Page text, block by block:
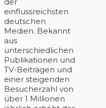
einflussreichsten
deutschen
Medien. Bekannt
aus
unterschiedlichen
Publikationen und
TV-Beiträgen und
einer steigenden
Besucherzahl von
über 1 Millionen